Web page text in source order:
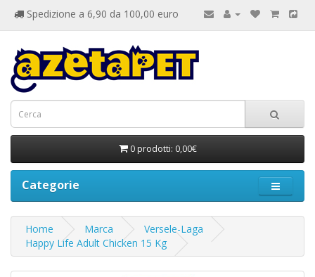
Spedizione a 6,90 da 100,00 euro
0 prodotti: 0,00€
Categorie
Home Marca
Versele-Laga
Happy Life Adult Chicken 15 Kg